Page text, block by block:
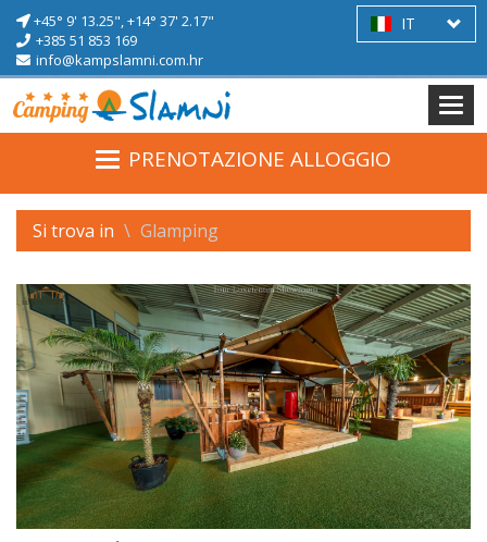
+45° 9' 13.25",+14° 37' 2.17" IT
+385 51 853 169
info@kampslamni.com.hr
PRENOTAZIONE ALLOGGIO
Si trova in Glamping